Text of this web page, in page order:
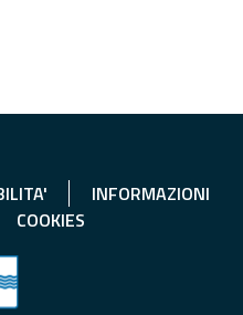
INFORMAZIONI
COOKIES